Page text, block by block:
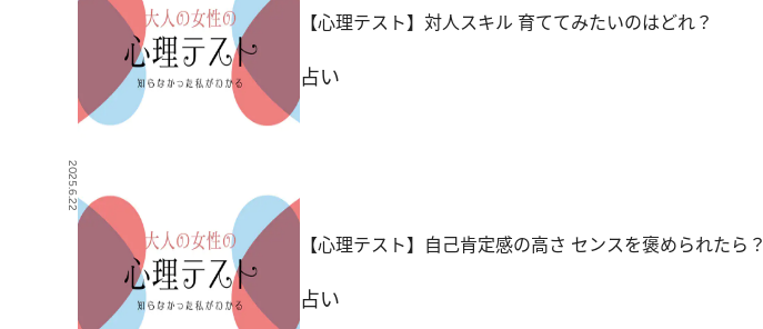
【心理テスト】対人スキル 育ててみたいのはどれ？
占い
2025.6.22
【心理テスト】自己肯定感の高さ センスを褒められたら？
占い